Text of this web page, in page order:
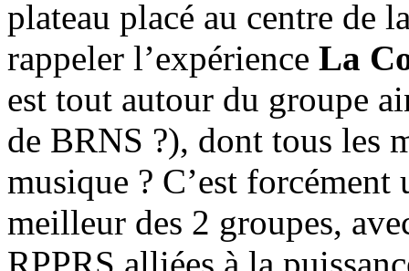
plateau placé au centre de
rappeler l’expérience La
est tout autour du groupe
de BRNS ?), dont tous les
musique ? C’est
meilleur des 2 groupes,
RPPRS alliées à la